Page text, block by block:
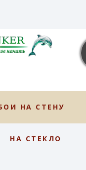
НА СТЕНУ
НА СТЕКЛО